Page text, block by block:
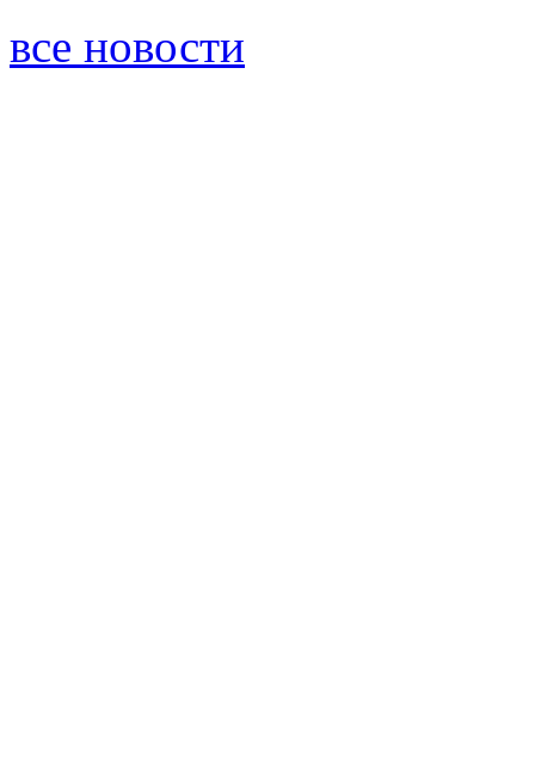
все новости